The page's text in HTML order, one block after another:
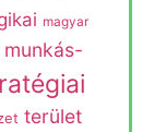
magyar
munkás-
terület